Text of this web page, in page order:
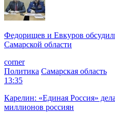
Федорищев и Евкуров
Самарской области
corner
Политика Самарская область
13:35
Карелин: «Единая Россия»
миллионов россиян